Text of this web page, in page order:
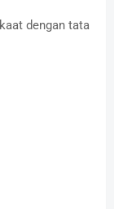
dengan tata